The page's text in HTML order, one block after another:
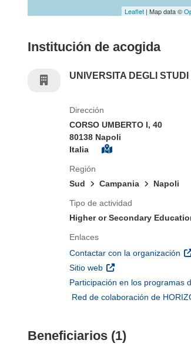
Leaflet | Map data ©
Institución de acogida
UNIVERSITA DEGLI STUDI
Dirección
CORSO UMBERTO I, 40
80138 Napoli
Italia
Región
Sud
Campania Napoli
Tipo de actividad
Higher or Secondary
Enlaces
Contactar con la organización
Sitio web (se abrirá en una
Participación en los programas
Red de colaboración de
Beneficiarios (1)